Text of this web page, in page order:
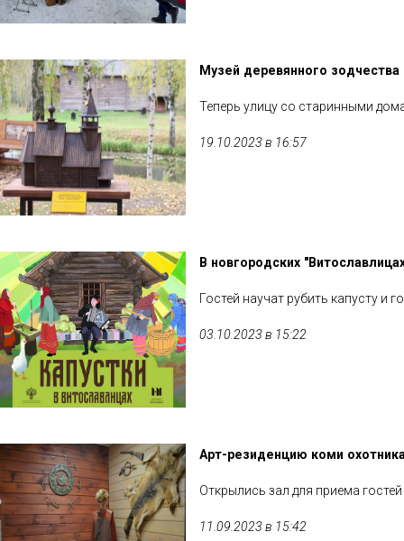
Музей деревянного
Теперь улицу со старинными
19.10.2023 в 16:57
В новгородских
Гостей научат рубить капусту и
03.10.2023 в 15:22
Арт-резиденцию коми
Открылись зал для приема
11.09.2023 в 15:42